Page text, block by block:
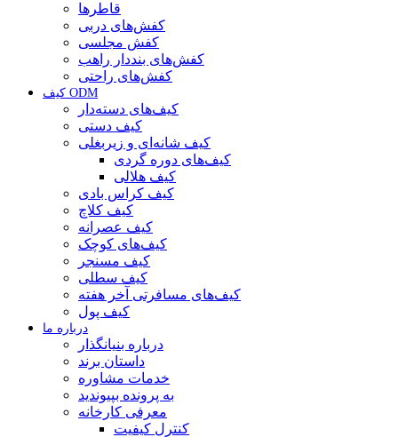
قاطرها
کفش‌های دربی
کفش مجلسی
کفش‌های بنددار راهب
کفش‌های راحتی
کیف ODM
کیف‌های دسته‌دار
کیف دستی
کیف شانه‌ای و زیربغلی
کیف‌های دوره گردی
کیف هلالی
کیف کراس بادی
کیف کلاچ
کیف عصرانه
کیف‌های کوچک
کیف مسنجر
کیف سطلی
کیف‌های مسافرتی آخر هفته
کیف پول
درباره ما
درباره بنیانگذار
داستان برند
خدمات مشاوره
به پرونده بپیوندید
معرفی کارخانه
کنترل کیفیت